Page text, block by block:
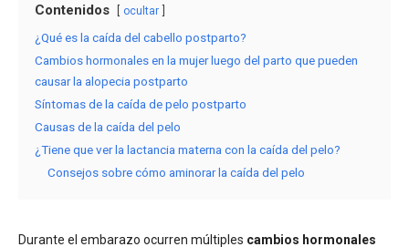
Contenidos ocultar
¿Qué es la caída del cabello postparto?
Cambios hormonales en la mujer luego del parto que pueden
causar la alopecia postparto
Síntomas de la caída de pelo postparto
Causas de la caída del pelo
¿Tiene que ver la lactancia materna con la caída del pelo?
Consejos sobre cómo aminorar la caída del pelo
Durante el embarazo ocurren múltiples cambios hormonales